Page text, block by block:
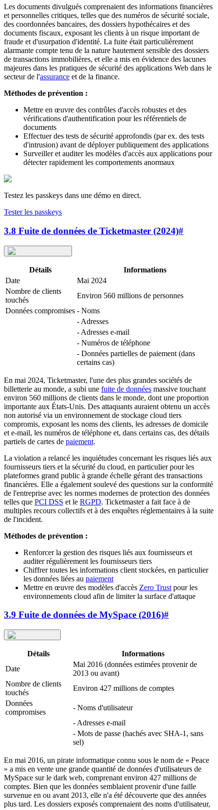
Les documents divulgués comprenaient des informations financières
et personnelles critiques, telles que des numéros de sécurité sociale,
des coordonnées bancaires, des dossiers hypothécaires et des
documents fiscaux, exposant les clients à un risque important de
fraude et d'usurpation d'identité. La fuite était particulièrement
alarmante compte tenu de la nature hautement sensible des dossiers
de transactions immobilières, et elle a mis en évidence des lacunes
majeures dans les pratiques de sécurité des applications Web dans le
secteur de l'assurance et de la finance.
Méthodes de prévention :
Mettre en œuvre des contrôles d'accès robustes et des
vérifications d'authentification pour les référentiels de
documents
Effectuer des tests de sécurité approfondis (par ex. des tests
d'intrusion) avant de déployer publiquement des applications
Surveiller et auditer les modèles d'accès aux applications pour
détecter rapidement les comportements anormaux
Testez les passkeys dans une démo en direct.
Tester les passkeys
3.8 Fuite de données de Ticketmaster (2024)#
Détails
Informations
Date
Mai 2024
Nombre de clients
touchés
Environ 560 millions de personnes
Données compromises - Noms
- Adresses
- Adresses e-mail
- Numéros de téléphone
- Données partielles de paiement (dans
certains cas)
En mai 2024, Ticketmaster, l'une des plus grandes sociétés de
billetterie au monde, a subi une fuite de données massive touchant
environ 560 millions de clients dans le monde, dont une proportion
importante aux États-Unis. Des attaquants auraient obtenu un accès
non autorisé via un environnement de stockage cloud tiers
compromis, exposant les noms des clients, les adresses de domicile
et e-mail, les numéros de téléphone et, dans certains cas, des détails
partiels de cartes de paiement.
La violation a relancé les inquiétudes concernant les risques liés aux
fournisseurs tiers et la sécurité du cloud, en particulier pour les
plateformes grand public à grande échelle gérant des transactions
financières. Elle a également soulevé des questions sur la conformité
de l'entreprise avec les normes modernes de protection des données
telles que PCI DSS et le RGPD. Ticketmaster a fait face à de
multiples recours collectifs et à des enquêtes réglementaires à la suite
de l'incident.
Méthodes de prévention :
Renforcer la gestion des risques liés aux fournisseurs et
auditer régulièrement les fournisseurs tiers
Chiffrer toutes les informations client stockées, en particulier
les données liées au paiement
Mettre en œuvre des modèles d'accès Zero Trust pour les
environnements cloud afin de limiter la surface d'attaque
3.9 Fuite de données de MySpace (2016)#
Détails
Informations
Date
Mai 2016 (données estimées provenir de
2013 ou avant)
Nombre de clients
touchés
Environ 427 millions de comptes
Données
compromises
- Noms d'utilisateur
- Adresses e-mail
- Mots de passe (hachés avec SHA-1, sans
sel)
En mai 2016, un pirate informatique connu sous le nom de « Peace
» a mis en vente une grande quantité de données d'utilisateurs de
MySpace sur le dark web, comprenant environ 427 millions de
comptes. Bien que les données semblaient provenir d'une faille
survenue en ou avant 2013, elle n'a été découverte que des années
plus tard. Les dossiers exposés comprenaient des noms d'utilisateur,